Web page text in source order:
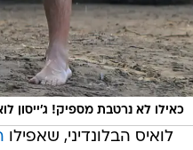
כאילו לא נרטבת מספיק! ג'ייסון
לואיס הבלונדיני, שאפילו